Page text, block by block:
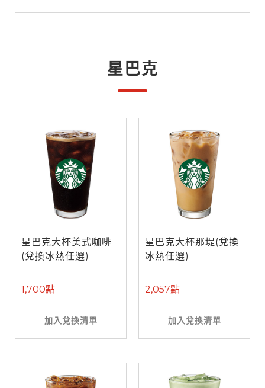
星巴克
星巴克大杯美式咖啡
(兌換冰熱任選)
1,700點
加入兌換清單
星巴克大杯那堤(兌換
冰熱任選)
2,057點
加入兌換清單